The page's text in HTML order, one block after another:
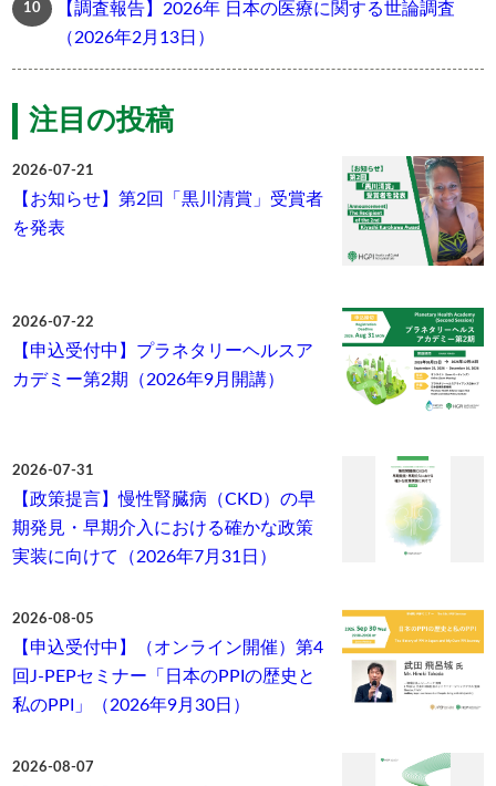
【調査報告】2026年 日本の医療に関する世論調査
（2026年2月13日）
注目の投稿
2026-07-21
【お知らせ】第2回「黒川清賞」受賞者
を発表
2026-07-22
【申込受付中】プラネタリーヘルスア
カデミー第2期（2026年9月開講）
2026-07-31
【政策提言】慢性腎臓病（CKD）の早
期発見・早期介入における確かな政策
実装に向けて（2026年7月31日）
2026-08-05
【申込受付中】（オンライン開催）第4
回J-PEPセミナー「日本のPPIの歴史と
私のPPI」（2026年9月30日）
2026-08-07